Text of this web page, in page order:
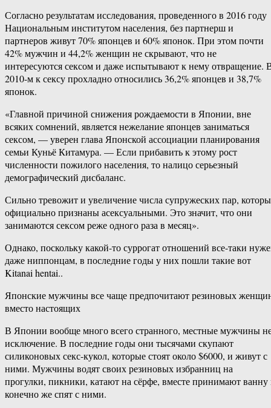
Согласно результатам исследования, проведенного в 2016 году
Национальным институтом населения, без партнерш и
партнеров живут 70% японцев и 60% японок. При этом почти
42% мужчин и 44,2% женщин не скрывают, что не
интересуются сексом и даже испытывают к нему отвращение.
2010-м к сексу прохладно относились 36,2% японцев и 38,7%
японок.
«Главной причиной снижения рождаемости в Японии, вне
всяких сомнений, является нежелание японцев заниматься
сексом, — уверен глава Японской ассоциации планирования
семьи Куньё Китамура. — Если прибавить к этому рост
численности пожилого населения, то налицо серьезный
демографический дисбаланс.
Сильно тревожит и увеличение числа супружеских пар,
официально признаны асексуальными. Это значит, что они
занимаются сексом реже одного раза в месяц».
Однако, поскольку какой-то суррогат отношений все-таки
даже ниппонцам, в последние годы у них пошли такие вот
Kitanai hentai..
Японские мужчины все чаще предпочитают резиновых
вместо настоящих
В Японии вообще много всего странного, местные мужчины
исключение. В последние годы они тысячами скупают
силиконовых секс-кукол, которые стоят около $6000, и живут с
ними. Мужчины водят своих резиновых избранниц на
прогулки, пикники, катают на сёрфе, вместе принимают ванну
конечно же спят с ними.